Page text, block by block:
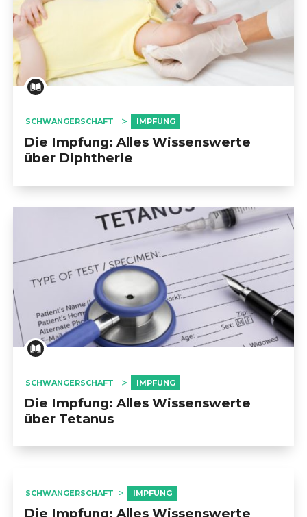
                            NEUGEBORENENSTATION
                            DIE RÜCKKEHR NACH HAUSE
                            ELTERN WERDEN
                            ERNÄHRUNG VON NEUGEBORENEN
                            STILLEN
                            DAS LEBEN MIT BABY
                            DIE UMGEBUNG DES BABY
                            DIE WIEDERAUFNAHME EINER ARBEIT
                            IMPFUNG
                            COVID-19
                            SÜCHTE
SCHWANGERSCHAFT IMPFUNG
Die Impfung: Alles Wissenswerte
über Diphtherie
SCHWANGERSCHAFT IMPFUNG
Die Impfung: Alles Wissenswerte
über Tetanus
SCHWANGERSCHAFT IMPFUNG
Die Impfung: Alles Wissenswerte